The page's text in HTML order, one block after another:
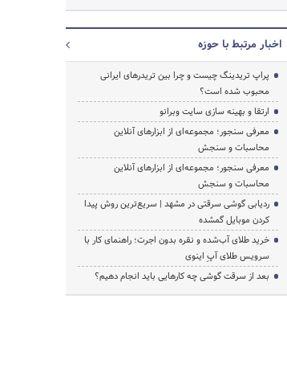
اخبار مرتبط با حوزه
پراپ تریدینگ چیست و چرا بین تریدرهای ایرانی
محبوب شده است؟
ارتقا و بهینه سازی سایت وبرانو
معرفی سنجور؛ مجموعه‌ای از ابزارهای آنلاین
محاسبات و سنجش
معرفی سنجور؛ مجموعه‌ای از ابزارهای آنلاین
محاسبات و سنجش
ردیابی گوشی سرقتی در مشهد | سریع‌ترین روش پیدا
کردن موبایل گمشده
خرید طلای آب‌شده و نقره بدون اجرت؛ راهنمای کار با
سرویس طلای آپِ اینوی
بعد از سرقت گوشی چه کارهایی باید انجام دهیم؟